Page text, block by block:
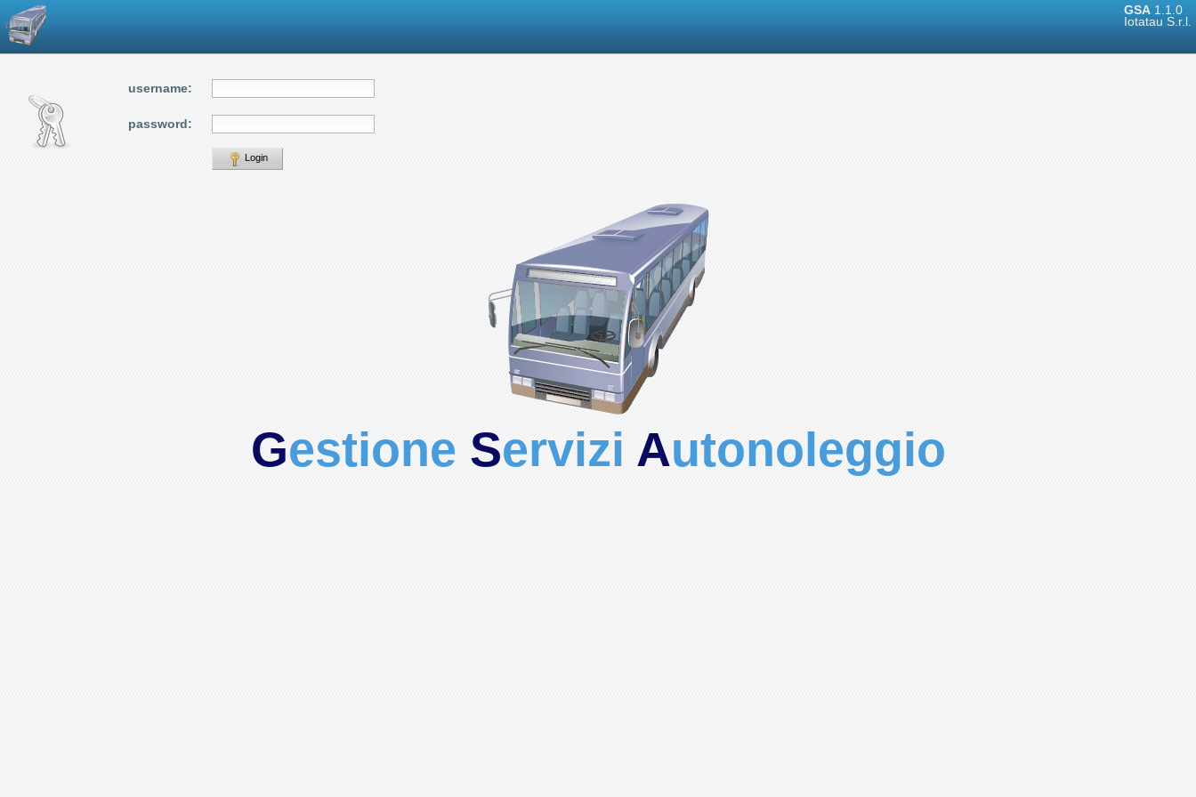
GSA 1.1.0
Iotatau S.r.l.
username:
password:
Login
GestioneServiziAutonoleggio